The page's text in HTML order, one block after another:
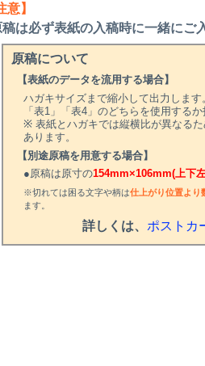
意】
は必ず表紙の入稿時に一緒にご
原稿について
【表紙のデータを流用する場合】
ハガキサイズまで縮小して出力します
「表1」「表4」のどちらを使用するか
※ 表紙とハガキでは縦横比が異なる
あります。
【別途原稿を用意する場合】
●原稿は原寸の154mm×106mm(上下
※切れては困る文字や柄は仕上がり位置より
ます。
詳しくは、 ポストカ